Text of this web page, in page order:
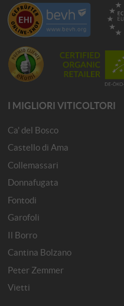
I MIGLIORI VITICOLTORI
Ca' del Bosco
Castello di Ama
Collemassari
Donnafugata
Fontodi
Garofoli
Il Borro
Cantina Bolzano
Peter Zemmer
Vietti